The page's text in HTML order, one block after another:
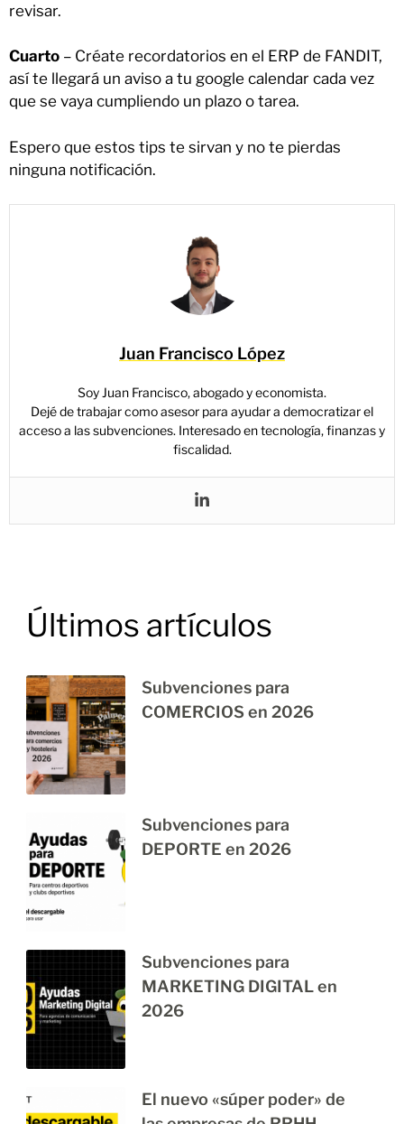
revisar.
Cuarto – Créate recordatorios en el ERP de FANDIT,
así te llegará un aviso a tu google calendar cada vez
que se vaya cumpliendo un plazo o tarea.
Espero que estos tips te sirvan y no te pierdas
ninguna notificación.
Juan Francisco López
Soy Juan Francisco, abogado y economista.
Dejé de trabajar como asesor para ayudar a democratizar el
acceso a las subvenciones. Interesado en tecnología, finanzas y
fiscalidad.
Últimos artículos
Subvenciones para
COMERCIOS en 2026
Subvenciones para
DEPORTE en 2026
Subvenciones para
MARKETING DIGITAL en
2026
El nuevo «súper poder» de